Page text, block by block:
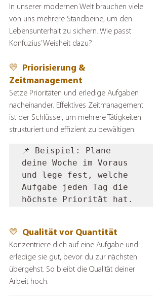
In unserer modernen Welt brauchen viele
von uns mehrere Standbeine, um den
Lebensunterhalt zu sichern. Wie passt
Konfuzius’ Weisheit dazu?
💛  Priorisierung &
Zeitmanagement
Setze Prioritäten und erledige Aufgaben
nacheinander. Effektives Zeitmanagement
ist der Schlüssel, um mehrere Tätigkeiten
strukturiert und effizient zu bewältigen.
📌 Beispiel: Plane
deine Woche im Voraus
und lege fest, welche
Aufgabe jeden Tag die
höchste Priorität hat.
💛  Qualität vor Quantität
Konzentriere dich auf eine Aufgabe und
erledige sie gut, bevor du zur nächsten
übergehst. So bleibt die Qualität deiner
Arbeit hoch.